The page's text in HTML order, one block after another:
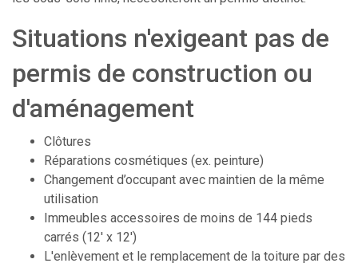
Situations n'exigeant pas de
permis de construction ou
d'aménagement
Clôtures
Réparations cosmétiques (ex. peinture)
Changement d’occupant avec maintien de la même
utilisation
Immeubles accessoires de moins de 144 pieds
carrés (12' x 12')
L'enlèvement et le remplacement de la toiture par des